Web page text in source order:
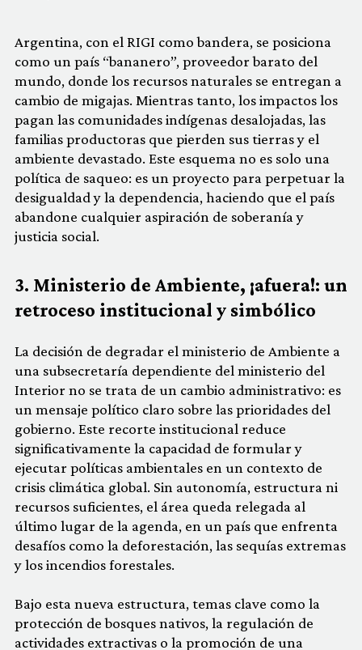
Argentina, con el RIGI como bandera, se posiciona
como un país “bananero”, proveedor barato del
mundo, donde los recursos naturales se entregan a
cambio de migajas. Mientras tanto, los impactos los
pagan las comunidades indígenas desalojadas, las
familias productoras que pierden sus tierras y el
ambiente devastado. Este esquema no es solo una
política de saqueo: es un proyecto para perpetuar la
desigualdad y la dependencia, haciendo que el país
abandone cualquier aspiración de soberanía y
justicia social.
3. Ministerio de Ambiente, ¡afuera!: un
retroceso institucional y simbólico
La decisión de degradar el ministerio de Ambiente a
una subsecretaría dependiente del ministerio del
Interior no se trata de un cambio administrativo: es
un mensaje político claro sobre las prioridades del
gobierno. Este recorte institucional reduce
significativamente la capacidad de formular y
ejecutar políticas ambientales en un contexto de
crisis climática global. Sin autonomía, estructura ni
recursos suficientes, el área queda relegada al
último lugar de la agenda, en un país que enfrenta
desafíos como la deforestación, las sequías extremas
y los incendios forestales.
Bajo esta nueva estructura, temas clave como la
protección de bosques nativos, la regulación de
actividades extractivas o la promoción de una